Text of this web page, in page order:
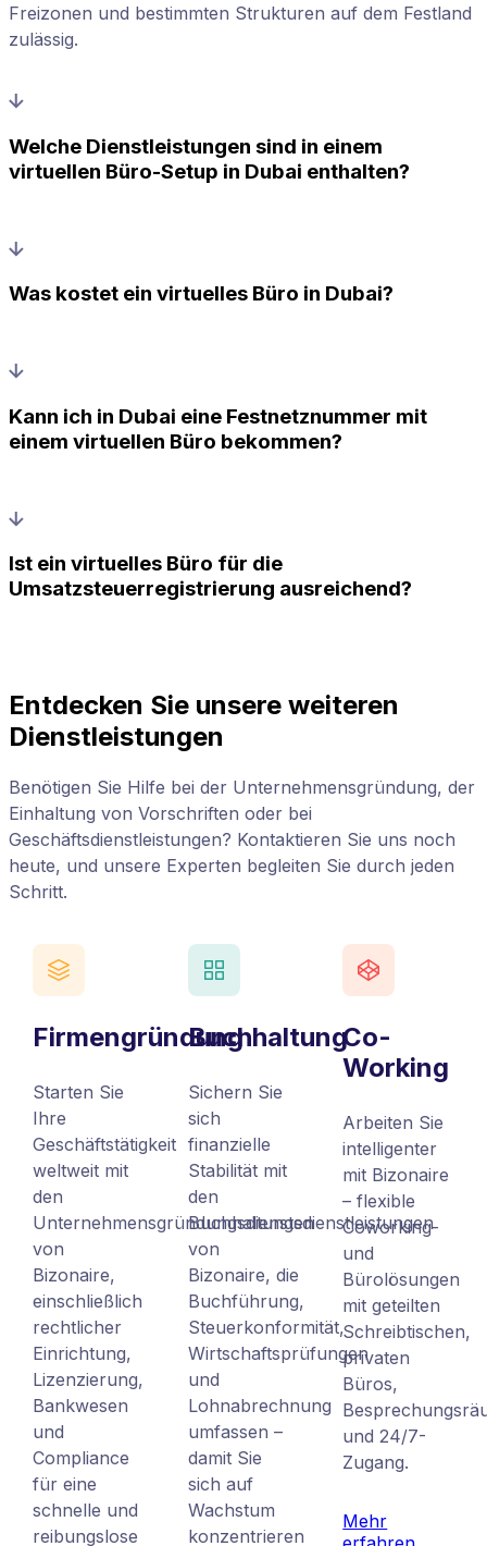
Freizonen und bestimmten Strukturen auf dem Festland
zulässig.
Welche Dienstleistungen sind in einem
virtuellen Büro-Setup in Dubai enthalten?
Was kostet ein virtuelles Büro in Dubai?
Kann ich in Dubai eine Festnetznummer mit
einem virtuellen Büro bekommen?
Ist ein virtuelles Büro für die
Umsatzsteuerregistrierung ausreichend?
Entdecken Sie unsere weiteren
Dienstleistungen
Benötigen Sie Hilfe bei der Unternehmensgründung, der
Einhaltung von Vorschriften oder bei
Geschäftsdienstleistungen? Kontaktieren Sie uns noch
heute, und unsere Experten begleiten Sie durch jeden
Schritt.
Firmengründung
Starten Sie
Ihre
Geschäftstätigkeit
weltweit mit
den
Unternehmensgründungsdiensten
von
Bizonaire,
einschließlich
rechtlicher
Einrichtung,
Lizenzierung,
Bankwesen
und
Compliance
für eine
schnelle und
reibungslose
Buchhaltung
Sichern Sie
sich
finanzielle
Stabilität mit
den
Buchhaltungsdienstleistungen
von
Bizonaire, die
Buchführung,
Steuerkonformität,
Wirtschaftsprüfungen
und
Lohnabrechnung
umfassen –
damit Sie
sich auf
Wachstum
konzentrieren
Co-
Working
Arbeiten Sie
intelligenter
mit Bizonaire
– flexible
Coworking-
und
Bürolösungen
mit geteilten
Schreibtischen,
privaten
Büros,
und 24/7-
Zugang.
Mehr